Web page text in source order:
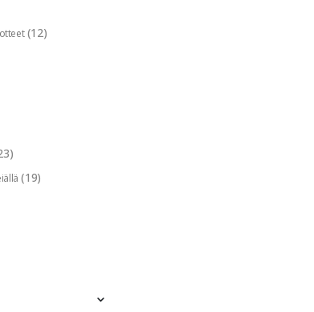
(12)
(19)